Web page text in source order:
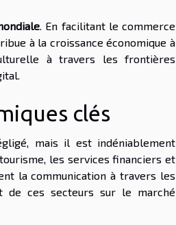
. En facilitant le commerce
à la croissance économique à
à travers les frontières
clés
mais il est indéniablement
les services financiers et
la communication à travers les
de ces secteurs sur le marché